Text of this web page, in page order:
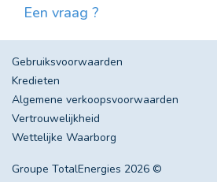
Evolutie van de Mazoutprijs in België
Een vraag ?
Gebruiksvoorwaarden
Kredieten
Algemene verkoopsvoorwaarden
Vertrouwelijkheid
Wettelijke Waarborg
Groupe TotalEnergies 2026 ©